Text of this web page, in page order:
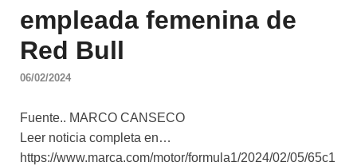
empleada femenina de
Red Bull
06/02/2024
Fuente.. MARCO CANSECO
Leer noticia completa en…
https://www.marca.com/motor/formula1/2024/02/05/65c1